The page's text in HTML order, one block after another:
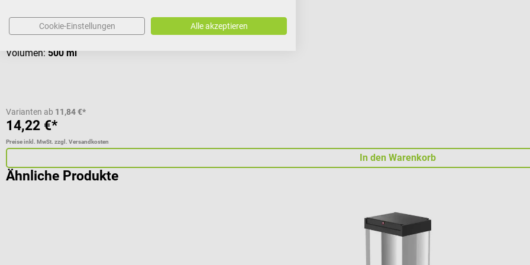
Aus Edelstahl
Volumen: 500 ml
Varianten ab 11,84 €*
14,22 €*
Preise inkl. MwSt. zzgl. Versandkosten
In den Warenkorb
Ähnliche Produkte
Cookie-Einstellungen Alle akzeptieren